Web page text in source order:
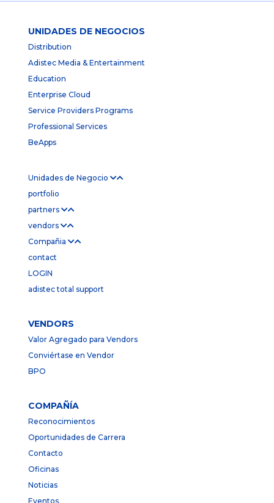
UNIDADES DE NEGOCIOS
Distribution
Adistec Media & Entertainment
Education
Enterprise Cloud
Service Providers Programs
Professional Services
BeApps
Unidades de Negocio
portfolio
partners
vendors
Compañia
contact
LOGIN
adistec total support
VENDORS
Valor Agregado para Vendors
Conviértase en Vendor
BPO
COMPAÑÍA
Reconocimientos
Oportunidades de Carrera
Contacto
Oficinas
Noticias
Eventos